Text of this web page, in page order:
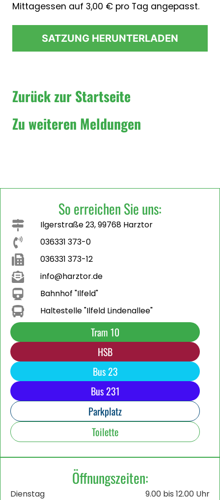
Mittagessen auf 3,00 € pro Tag angepasst.
SATZUNG HERUNTERLADEN
Zurück zur Startseite
Zu weiteren Meldungen
So erreichen Sie uns:
Ilgerstraße 23, 99768 Harztor
036331 373-0
036331 373-12
info@harztor.de
Bahnhof "Ilfeld"
Haltestelle "Ilfeld Lindenallee"
Tram 10
HSB
Bus 23
Bus 231
Parkplatz
Toilette
Öffnungszeiten:
Dienstag
9.00 bis 12.00 Uhr